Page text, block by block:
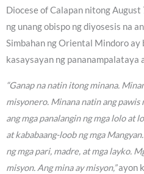
Diocese of Calapan nitong
ng unang obispo ng diyosesis na
Simbahan ng Oriental Mindoro ay
kasaysayan ng pananampalataya
“Ganap na natin itong minana.
misyonero. Minana natin ang
ang mga panalangin ng mga lolo at
at kababaang-loob ng mga
ng mga pari, madre, at mga layko.
misyon. Ang mina ay misyon,”ayon